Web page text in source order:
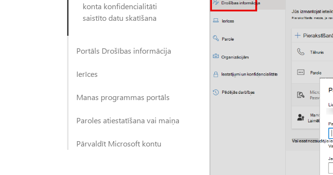
konta konfidencialitāti
saistīto datu skatīšana
Portāls Drošības informācija
Ierīces
Manas programmas portāls
Paroles atiestatīšana vai maiņa
Pārvaldīt Microsoft kontu